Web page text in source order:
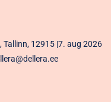
Tallinn, 12915 |7. aug 2026